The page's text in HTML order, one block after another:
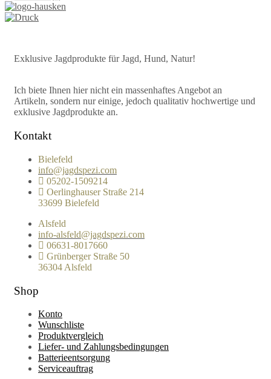
Exklusive Jagdprodukte für Jagd, Hund, Natur!
Ich biete Ihnen hier nicht ein massenhaftes Angebot an
Artikeln, sondern nur einige, jedoch qualitativ hochwertige und
exklusive Jagdprodukte an.
Kontakt
Bielefeld
info@jagdspezi.com
05202-1509214
Oerlinghauser Straße 214
33699 Bielefeld
Alsfeld
info-alsfeld@jagdspezi.com
06631-8017660
Grünberger Straße 50
36304 Alsfeld
Shop
Konto
Wunschliste
Produktvergleich
Liefer- und Zahlungsbedingungen
Batterieentsorgung
Serviceauftrag